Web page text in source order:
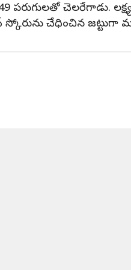
పరుగులతో చెలరేగాడు.
స్కోరును చేధించిన